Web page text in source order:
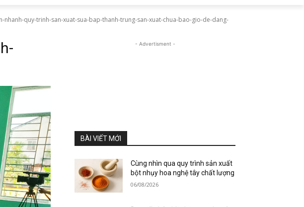
nhanh-quy-trinh-san-xuat-sua-bap-thanh-trung-san-xuat-chua-bao-gio-de-dang-
- Advertisment -
BÀI VIẾT MỚI
Cùng nhìn qua quy trình sản xuất
bột nhụy hoa nghệ tây chất lượng
06/08/2026